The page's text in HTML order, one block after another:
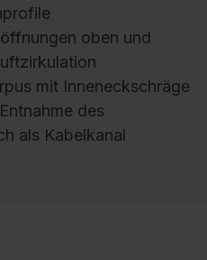
oben und
mit Inneneckschräge
des
als Kabelkanal